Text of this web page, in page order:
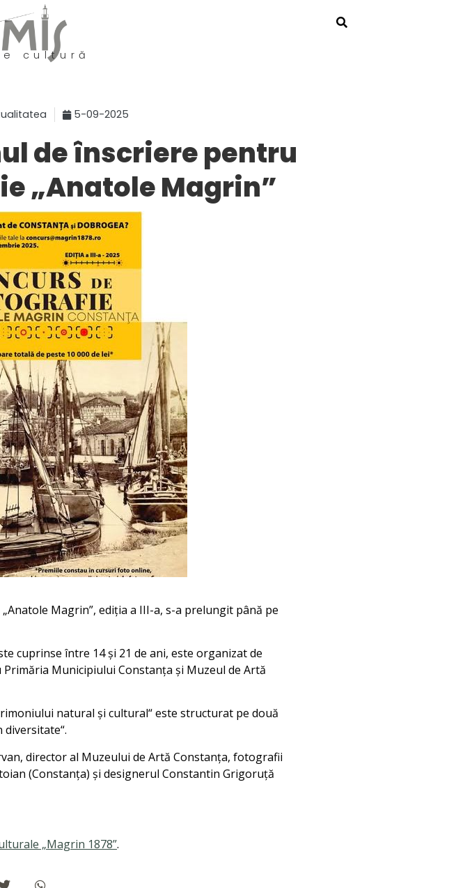
cultură
5-09-2025
de înscriere pentru
„Anatole Magrin”
Magrin”, ediția a III-a, s-a prelungit până pe
cuprinse între 14 și 21 de ani, este organizat de
Municipiului Constanța și Muzeul de Artă
natural și cultural“ este structurat pe două
diversitate“.
director al Muzeului de Artă Constanța, fotografii
(Constanța) și designerul Constantin Grigoruță
„Magrin 1878”.